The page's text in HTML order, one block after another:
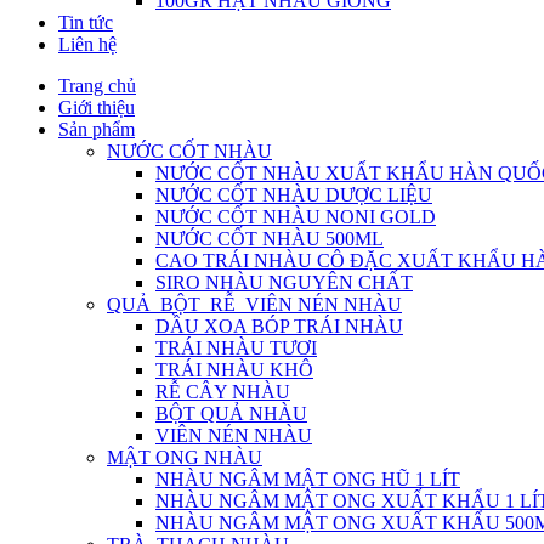
Tin tức
Liên hệ
Trang chủ
Giới thiệu
Sản phẩm
NƯỚC CỐT NHÀU
NƯỚC CỐT NHÀU XUẤT KHẨU HÀN
NƯỚC CỐT NHÀU DƯỢC LIỆU
NƯỚC CỐT NHÀU NONI GOLD
NƯỚC CỐT NHÀU 500ML
CAO TRÁI NHÀU CÔ ĐẶC XUẤT KHẨU
SIRO NHÀU NGUYÊN CHẤT
QUẢ_BỘT_RỄ_VIÊN NÉN NHÀU
DẦU XOA BÓP TRÁI NHÀU
TRÁI NHÀU TƯƠI
TRÁI NHÀU KHÔ
RỄ CÂY NHÀU
BỘT QUẢ NHÀU
VIÊN NÉN NHÀU
MẬT ONG NHÀU
NHÀU NGÂM MẬT ONG HŨ 1 LÍT
NHÀU NGÂM MẬT ONG XUẤT KHẨU 1
NHÀU NGÂM MẬT ONG XUẤT KHẨU